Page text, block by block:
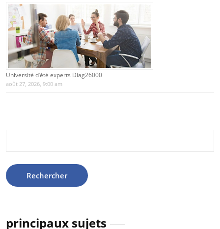
Université d’été experts Diag26000
août 27, 2026, 9:00 am
principaux sujets